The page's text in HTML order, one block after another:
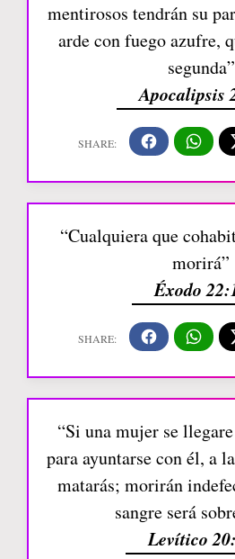
mentirosos tendrán su
arde con fuego azufre,
segunda”
Apocalipsis
“Cualquiera que
morirá”
Éxodo
“Si una mujer se
para ayuntarse con él, a
matarás; morirán
sangre será
Levítico